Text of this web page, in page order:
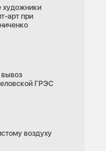
художники
арт при
ГРЭС
воздуху